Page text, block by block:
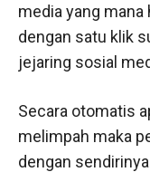
media yang
dengan satu klik
jejaring sosial
Secara otomatis
melimpah maka
dengan